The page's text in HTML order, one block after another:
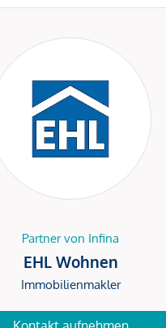
Partner von Infina
EHL Wohnen
Immobilienmakler